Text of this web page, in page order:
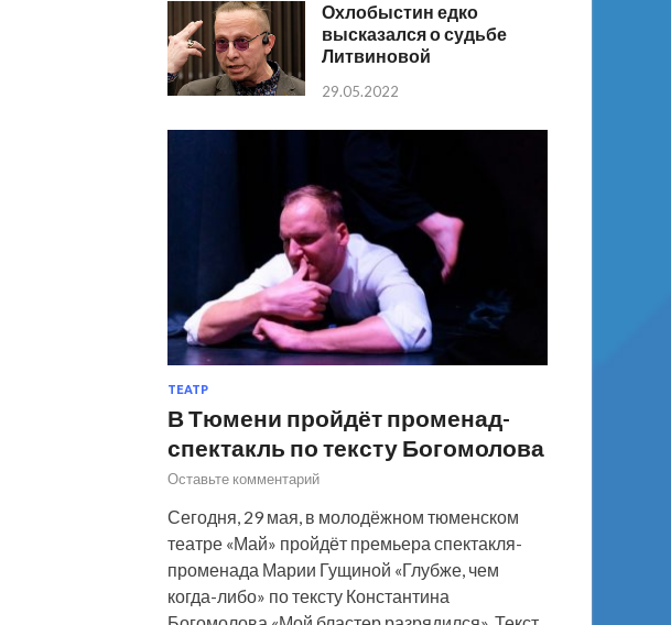
Охлобыстин едко
высказался о судьбе
Литвиновой
29.05.2022
ТЕАТР
В Тюмени пройдёт променад-
спектакль по тексту Богомолова
Оставьте комментарий
Сегодня, 29 мая, в молодёжном тюменском
театре «Май» пройдёт премьера спектакля-
променада Марии Гущиной «Глубже, чем
когда-либо» по тексту Константина